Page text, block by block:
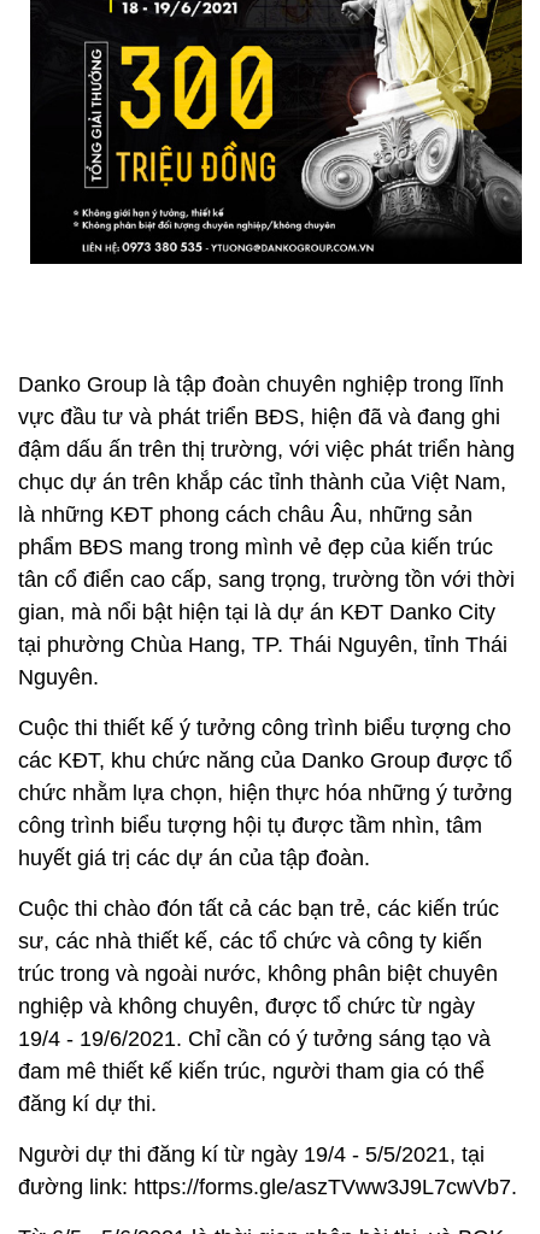
Danko Group là tập đoàn chuyên nghiệp trong lĩnh
vực đầu tư và phát triển BĐS, hiện đã và đang ghi
đậm dấu ấn trên thị trường, với việc phát triển hàng
chục dự án trên khắp các tỉnh thành của Việt Nam,
là những KĐT phong cách châu Âu, những sản
phẩm BĐS mang trong mình vẻ đẹp của kiến trúc
tân cổ điển cao cấp, sang trọng, trường tồn với thời
gian, mà nổi bật hiện tại là dự án KĐT Danko City
tại phường Chùa Hang, TP. Thái Nguyên, tỉnh Thái
Nguyên.
Cuộc thi thiết kế ý tưởng công trình biểu tượng cho
các KĐT, khu chức năng của Danko Group được tổ
chức nhằm lựa chọn, hiện thực hóa những ý tưởng
công trình biểu tượng hội tụ được tầm nhìn, tâm
huyết giá trị các dự án của tập đoàn.
Cuộc thi chào đón tất cả các bạn trẻ, các kiến trúc
sư, các nhà thiết kế, các tổ chức và công ty kiến
trúc trong và ngoài nước, không phân biệt chuyên
nghiệp và không chuyên, được tổ chức từ ngày
19/4 - 19/6/2021. Chỉ cần có ý tưởng sáng tạo và
đam mê thiết kế kiến trúc, người tham gia có thể
đăng kí dự thi.
Người dự thi đăng kí từ ngày 19/4 - 5/5/2021, tại
đường link: https://forms.gle/aszTVww3J9L7cwVb7.